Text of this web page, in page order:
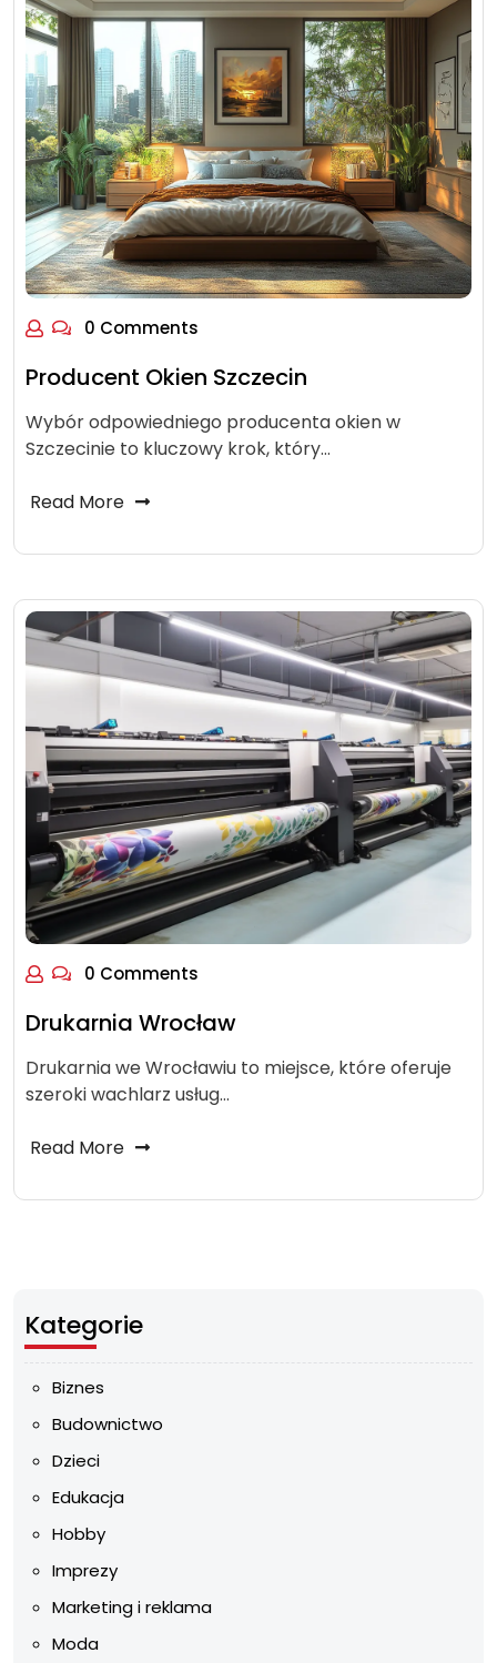
0 Comments
Producent Okien Szczecin
Wybór odpowiedniego producenta okien w
Szczecinie to kluczowy krok, który…
Read More
0 Comments
Drukarnia Wrocław
Drukarnia we Wrocławiu to miejsce, które oferuje
szeroki wachlarz usług…
Read More
Kategorie
Biznes
Budownictwo
Dzieci
Edukacja
Hobby
Imprezy
Marketing i reklama
Moda